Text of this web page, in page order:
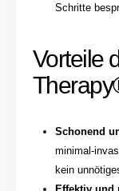
Schritte
Vorteile
Schonend
minimal-
kein